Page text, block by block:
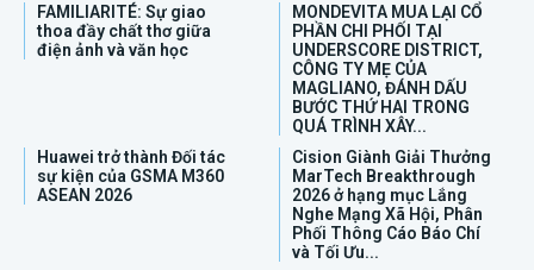
FAMILIARITÉ: Sự giao
thoa đầy chất thơ giữa
điện ảnh và văn học
MONDEVITA MUA LẠI CỔ
PHẦN CHI PHỐI TẠI
UNDERSCORE DISTRICT,
CÔNG TY MẸ CỦA
MAGLIANO, ĐÁNH DẤU
BƯỚC THỨ HAI TRONG
QUÁ TRÌNH XÂY...
Huawei trở thành Đối tác
sự kiện của GSMA M360
ASEAN 2026
Cision Giành Giải Thưởng
MarTech Breakthrough
2026 ở hạng mục Lắng
Nghe Mạng Xã Hội, Phân
Phối Thông Cáo Báo Chí
và Tối Ưu...